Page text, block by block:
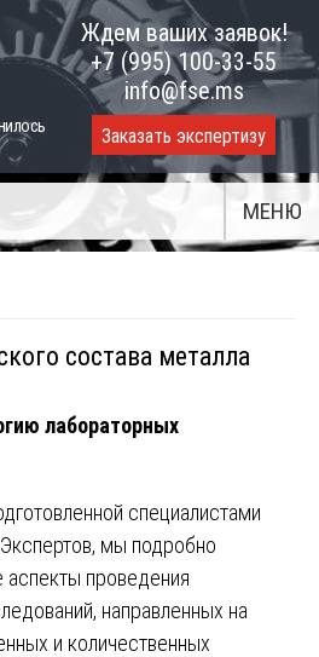
Ждем ваших заявок!
+7 (995) 100-33-55
info@fse.ms
Заказать экспертизу
МЕНЮ
состава металла
лабораторных
специалистами
мы подробно
проведения
направленных на
и количественных